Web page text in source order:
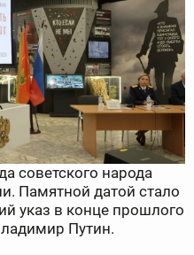
советского народа
Памятной датой стало
указ в конце прошлого
Путин.